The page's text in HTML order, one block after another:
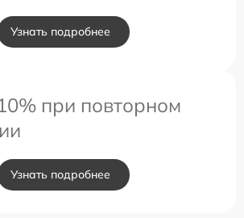
Узнать подробнее
при повторном
Узнать подробнее